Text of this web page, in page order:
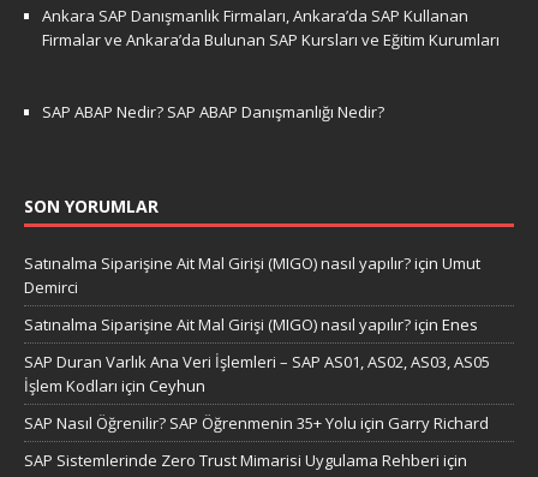
Ankara SAP Danışmanlık Firmaları, Ankara’da SAP Kullanan
Firmalar ve Ankara’da Bulunan SAP Kursları ve Eğitim Kurumları
SAP ABAP Nedir? SAP ABAP Danışmanlığı Nedir?
SON YORUMLAR
Satınalma Siparişine Ait Mal Girişi (MIGO) nasıl yapılır?için Umut
Demirci
Satınalma Siparişine Ait Mal Girişi (MIGO) nasıl yapılır?için Enes
SAP Duran Varlık Ana Veri İşlemleri – SAP AS01, AS02, AS03, AS05
İşlem Kodları için Ceyhun
SAP Nasıl Öğrenilir? SAP Öğrenmenin 35+ Yolu için Garry Richard
SAP Sistemlerinde Zero Trust Mimarisi Uygulama Rehberi için